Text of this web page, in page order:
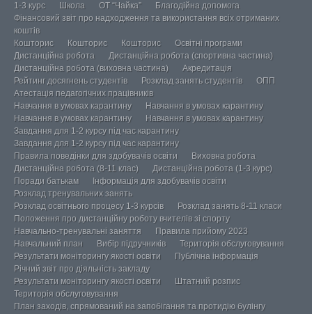
1-3 курс
Школа ОТ “Чайка”
Благодійна допомога
Фінансовий звіт про надходження та використання всіх отриманих
коштів
Кошторис
Кошторис Кошторис
Освітні програми
Дистанційна робота
Дистанційна робота (спортивна частина)
Дистанційна робота (виховна частина)
Акредитація
Рейтинг досягнень студентів
Розклад занять студентів
ОПП
Атестація педагогічних працівників
Навчання в умовах карантину
Навчання в умовах карантину
Навчання в умовах карантину
Навчання в умовах карантину
Завдання для 1-2 курсу під час карантину
Завдання для 1-2 курсу під час карантину
Правила поведінки для здобувачів освіти
Виховна робота
Дистанційна робота (8-11 клас)
Дистанційна робота (1-3 курс)
Поради батькам
Інформація для здобувачів освіти
Розклад тренувальних занять
Розклад освітнього процесу 1-3 курсів
Розклад занять 8-11 класи
Положення про дистанційну роботу вчителів зі спорту
Навчально-тренувальні заняття
Правила прийому 2023
Навчальний план
Вибір підручників
Територія обслуговування
Результати моніторингу якості освіти
Публічна інформація
Річний звіт про діяльність закладу
Результати моніторингу якості освіти
Штатний розпис
Територія обслуговування
План заходів, спрямований на запобігання та протидію булінгу